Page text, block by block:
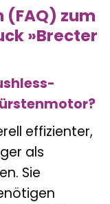
(FAQ) zum
»Brecter
effizienter,
als
Sie